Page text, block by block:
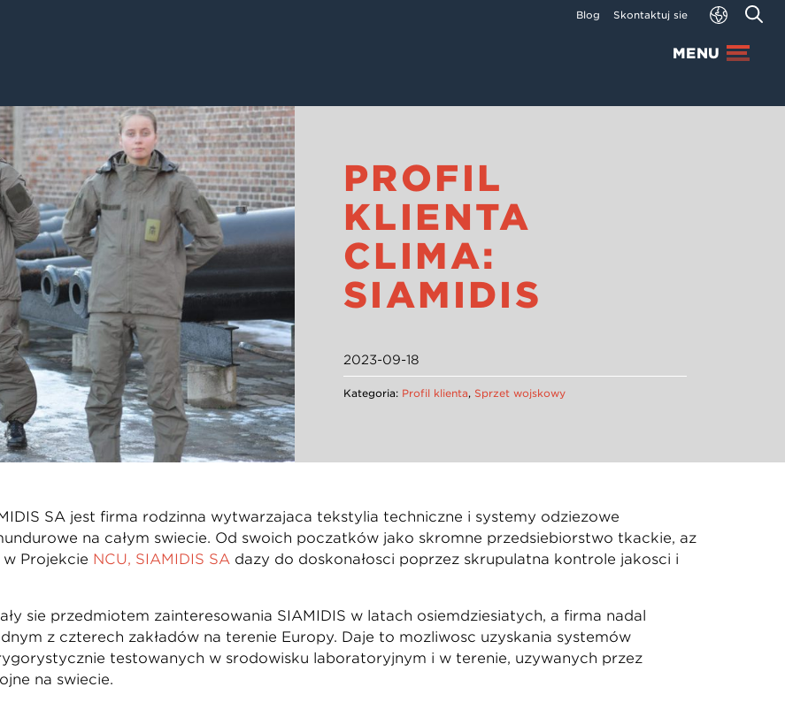
Blog Skontaktuj się
MENU
PROFIL
KLIENTA
CLIMA:
SIAMIDIS
2023-09-18
Kategoria: Profil klienta, Sprzęt wojskowy
SA jest firmą rodzinną wytwarzającą tekstylia techniczne i systemy odzieżowe
na całym świecie. Od swoich początków jako skromne przedsiębiorstwo tkackie, aż
Projekcie NCU, SIAMIDIS SAdąży do doskonałości poprzez skrupulatną kontrolę jakości i
się przedmiotem zainteresowania SIAMIDIS w latach osiemdziesiątych, a firma nadal
z czterech zakładów na terenie Europy. Daje to możliwość uzyskania systemów
testowanych w środowisku laboratoryjnym i w terenie, używanych przez
na świecie.